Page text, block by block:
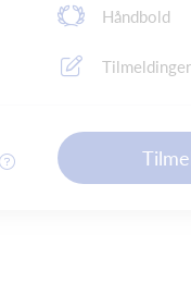
Håndbold